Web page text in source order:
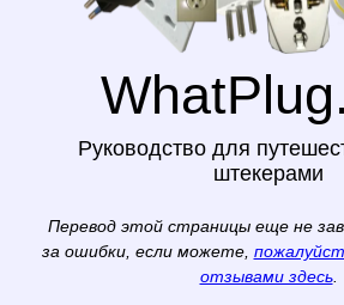
Руководство для
штекерами
Перевод этой страницы еще не
за ошибки, если можете,
отзывами здесь.